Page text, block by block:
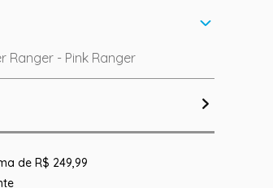
Ranger - Pink Ranger
de R$ 249,99